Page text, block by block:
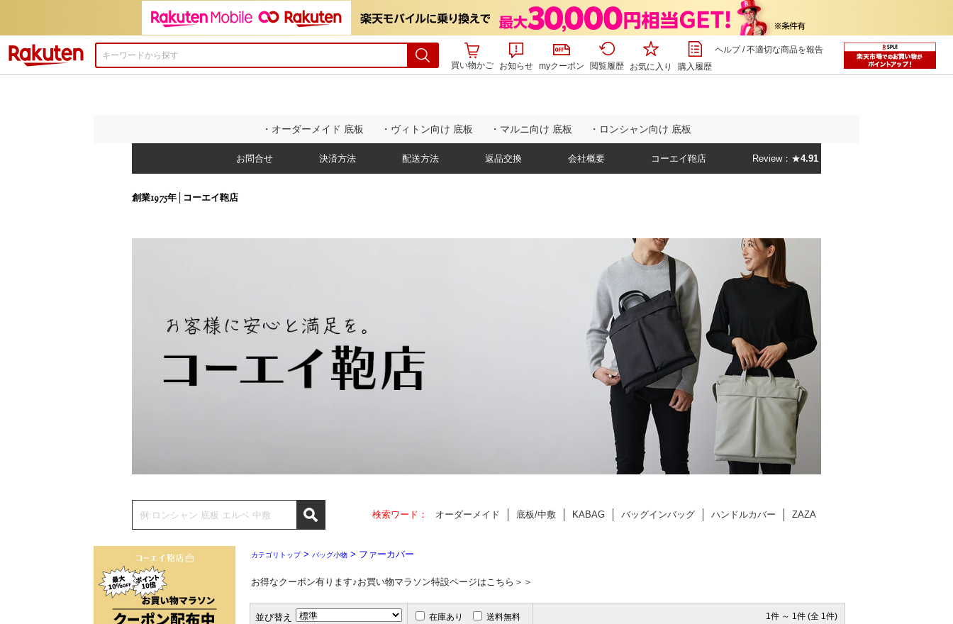
買い物かご
お知らせ myクーポン 閲覧履歴 お気に入り 購入履歴
ヘルプ/不適切な商品を報告
・オーダーメイド 底板 ・ヴィトン向け 底板 ・マルニ向け 底板 ・ロンシャン向け 底板
カテゴリトップ> バッグ小物 > ファーカバー
お得なクーポン有ります♪お買い物マラソン特設ページはこちら＞＞
並び替え 在庫あり 送料無料 1件 ～ 1件 (全 1件)